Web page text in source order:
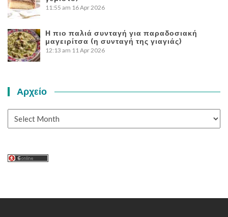
11:55 am 16 Apr 2026
Η πιο παλιά συνταγή για παραδοσιακή
μαγειρίτσα (η συνταγή της γιαγιάς)
12:13 am 11 Apr 2026
Αρχείο